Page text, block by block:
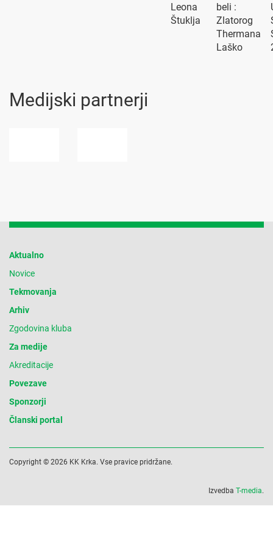
Leona
Štuklja
beli :
Zlatorog
Thermana
Laško
Medijski partnerji
Aktualno
Novice
Tekmovanja
Arhiv
Zgodovina kluba
Za medije
Akreditacije
Povezave
Sponzorji
Članski portal
Copyright © 2026 KK Krka. Vse pravice pridržane.
Izvedba T-media.